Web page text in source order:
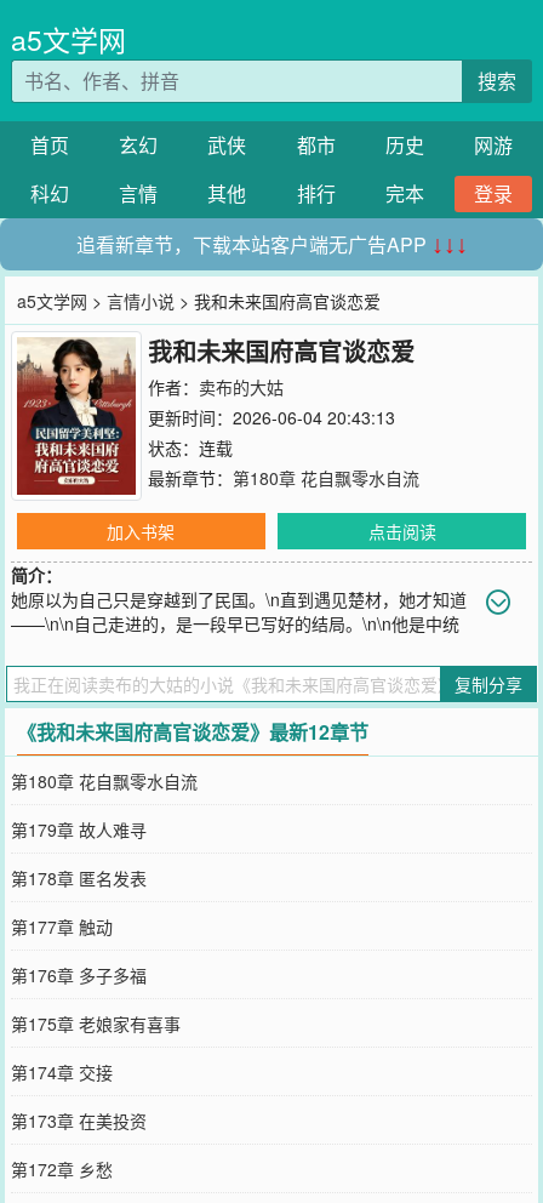
a5文学网
搜索
首页 玄幻 武侠 都市 历史
网游
科幻
言情 其他 排行 完本
登录
追看新章节，下载本站客户端无广告APP ↓↓↓
a5文学网 >言情小说 > 我和未来国府高官谈恋爱
我和未来国府高官谈恋爱
作者： 卖布的大姑
更新时间：2026-06-04 20:43:13
状态：连载
最新章节： 第180章 花自飘零水自流
加入书架
点击阅读
简介：
她原以为自己只是穿越到了民国。\n直到遇见楚材，她才知道
——\n\n自己走进的，是一段早已写好的结局。\n\n他是中统
道而死。\n\n可这一世，她偏要让他活下来。\n\n从美国求学，到南京
沉浮；\n从抗战烽火，到海峡两岸。\n\n他们在时代洪流中相爱、对
抗、改变彼此。\n\n而当一切尘埃落定——\n那个曾经冷血的男人，却
成为最执着的“归来者”。\n\n这是他们的故事。\n也是一个人，如何在
乱世中被爱改变的故事。
您要是觉得《我和未来国府高官谈恋爱
QQ群和微博微信里的朋友推荐哦！
复制分享
《我和未来国府高官谈恋爱》最新12章节
第180章 花自飘零水自流
第179章 故人难寻
第178章 匿名发表
第177章 触动
第176章 多子多福
第175章 老娘家有喜事
第174章 交接
第173章 在美投资
第172章 乡愁